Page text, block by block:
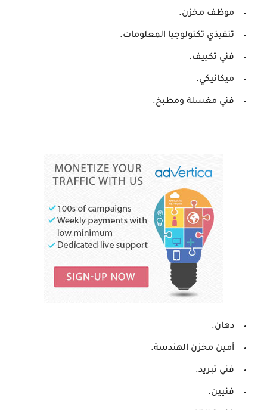
موظف مخزن.
تنفيذي تكنولوجيا المعلومات.
فني تكييف.
ميكانيكي.
فني مغسلة ومطبخ.
دهان.
أمين مخزن الهندسة.
فني تبريد.
فنيين.